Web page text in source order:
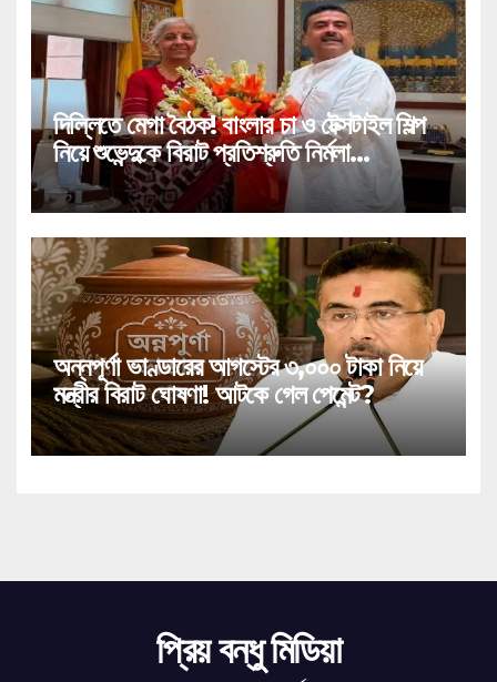
দিল্লিতে মেগা বৈঠক! বাংলার চা ও টেক্সটাইল শিল্প
নিয়ে শুভেন্দুকে বিরাট প্রতিশ্রুতি নির্মলা
সীতারামণের!
অন্নপূর্ণা ভাণ্ডারের আগস্টের ৩,০০০ টাকা নিয়ে
মন্ত্রীর বিরাট ঘোষণা! আটকে গেল পেমেন্ট?
প্রিয় বন্ধু মিডিয়া